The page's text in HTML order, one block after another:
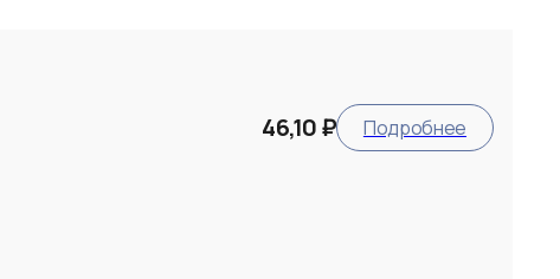
46,10 ₽ Подробнее